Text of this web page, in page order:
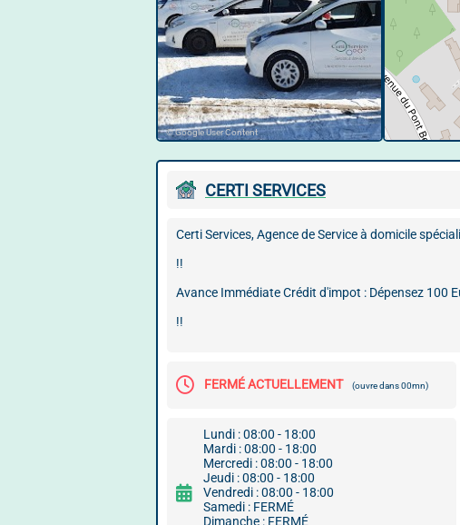
© Google User Content
CERTI SERVICES
Certi Services, Agence de Service à domicile
!!
Avance Immédiate Crédit d'impot : Dépensez 100
!!
FERMÉ ACTUELLEMENT (ouvre dans 00mn)
Lundi : 08:00 - 18:00
Mardi : 08:00 - 18:00
Mercredi : 08:00 - 18:00
Jeudi : 08:00 - 18:00
Vendredi : 08:00 - 18:00
Samedi : FERMÉ
Dimanche : FERMÉ